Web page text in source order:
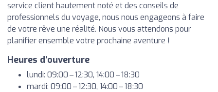
service client hautement noté et des conseils de
professionnels du voyage, nous nous engageons à faire
de votre rêve une réalité. Nous vous attendons pour
planifier ensemble votre prochaine aventure !
Heures d'ouverture
lundi: 09:00 – 12:30, 14:00 – 18:30
mardi: 09:00 – 12:30, 14:00 – 18:30